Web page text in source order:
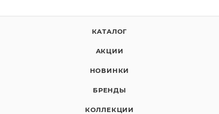
КАТАЛОГ
АКЦИИ
НОВИНКИ
БРЕНДЫ
КОЛЛЕКЦИИ